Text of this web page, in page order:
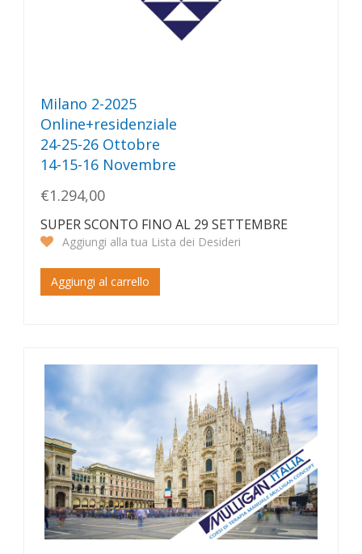
Milano 2-2025
Online+residenziale
24-25-26 Ottobre
14-15-16 Novembre
€1.294,00
SUPER SCONTO FINO AL 29 SETTEMBRE
Aggiungi alla tua Lista dei Desideri
Aggiungi al carrello